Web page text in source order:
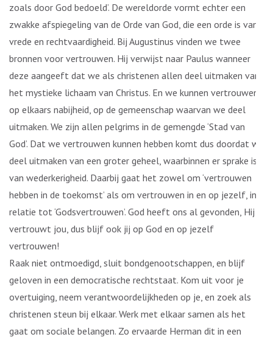
zoals door God bedoeld’. De wereldorde vormt echter een
zwakke afspiegeling van de Orde van God, die een orde is van
vrede en rechtvaardigheid. Bij Augustinus vinden we twee
bronnen voor vertrouwen. Hij verwijst naar Paulus wanneer
deze aangeeft dat we als christenen allen deel uitmaken van
het mystieke lichaam van Christus. En we kunnen vertrouwen
op elkaars nabijheid, op de gemeenschap waarvan we deel
uitmaken. We zijn allen pelgrims in de gemengde ‘Stad van
God’. Dat we vertrouwen kunnen hebben komt dus doordat we
deel uitmaken van een groter geheel, waarbinnen er sprake is
van wederkerigheid. Daarbij gaat het zowel om ‘vertrouwen
hebben in de toekomst’ als om vertrouwen in en op jezelf, in
relatie tot ‘Godsvertrouwen’. God heeft ons al gevonden, Hij
vertrouwt jou, dus blijf ook jij op God en op jezelf
vertrouwen!
Raak niet ontmoedigd, sluit bondgenootschappen, en blijf
geloven in een democratische rechtstaat. Kom uit voor je
overtuiging, neem verantwoordelijkheden op je, en zoek als
christenen steun bij elkaar. Werk met elkaar samen als het
gaat om sociale belangen. Zo ervaarde Herman dit in een